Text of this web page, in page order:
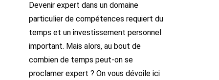
Devenir expert dans un domaine
particulier de compétences requiert du
temps et un investissement personnel
important. Mais alors, au bout de
combien de temps peut-on se
proclamer expert ? On vous dévoile ici